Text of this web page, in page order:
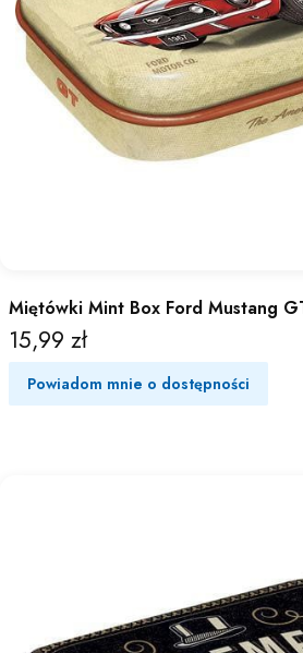
Miętówki Mint Box Ford Mustang
Cena
15,99 zł
Powiadom mnie o dostępności